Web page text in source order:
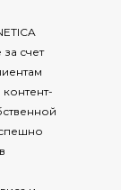
счет
контент-